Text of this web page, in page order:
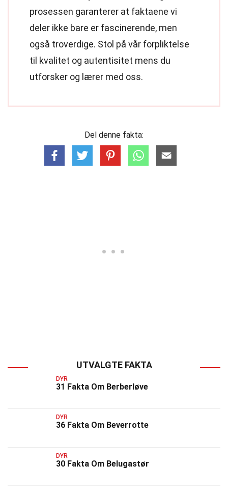
prosessen garanterer at faktaene vi
deler ikke bare er fascinerende, men
også troverdige. Stol på vår forpliktelse
til kvalitet og autentisitet mens du
utforsker og lærer med oss.
Del denne fakta:
UTVALGTE FAKTA
DYR
31 Fakta Om Berberløve
DYR
36 Fakta Om Beverrotte
DYR
30 Fakta Om Belugastør